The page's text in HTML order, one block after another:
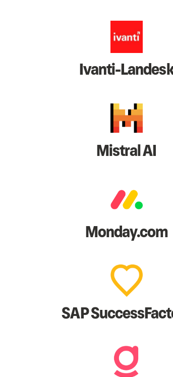
Ivanti-
Mistral AI
Monday.com
SAP